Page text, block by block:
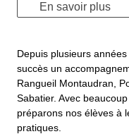
En savoir plus
Depuis plusieurs
succès un
Rangueil Montaudran,
Sabatier. Avec
préparons nos élèves à
pratiques.